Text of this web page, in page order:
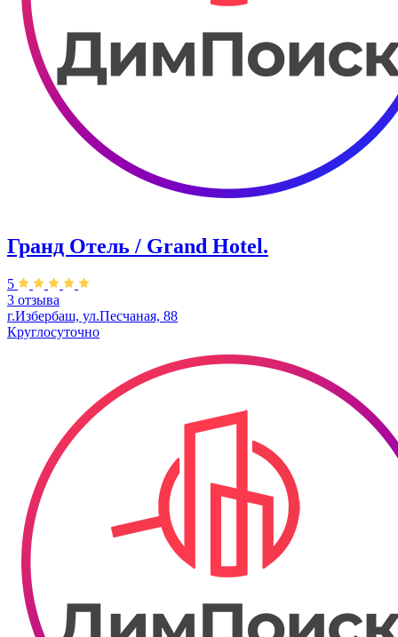
Гранд Отель / Grand Hotel.
5
3 отзыва
г.Избербаш, ул.Песчаная, 88
Круглосуточно